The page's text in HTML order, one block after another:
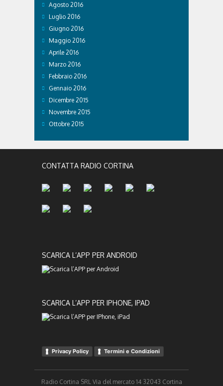
Agosto 2016
Luglio 2016
Giugno 2016
Maggio 2016
Aprile 2016
Marzo 2016
Febbraio 2016
Gennaio 2016
Dicembre 2015
Novembre 2015
Ottobre 2015
CONTATTA RADIO CORTINA
SCARICA L’APP PER ANDROID
SCARICA L’APP PER IPHONE, IPAD
Privacy Policy Termini e Condizioni
Radio Cortina SRL Via del mercato 14 32043 Cortina